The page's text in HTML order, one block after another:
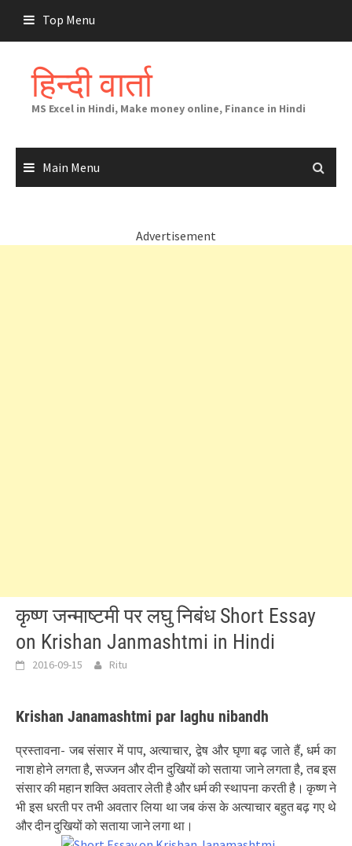
content
Top Menu
हिन्दी वार्ता
MS Excel in Hindi, Make money online, Finance in Hindi
Main Menu
Advertisement
कृष्ण जन्माष्टमी पर लघु निबंध Short Essay
on Krishan Janmashtmi in Hindi
2016-09-15 Ritu
Krishan Janamashtmi par laghu nibandh
प्रस्तावना- जब संसार में पाप, अत्याचार, द्वेष और घृणा बढ़ जाते हैं, धर्म का
नाश होने लगता है, सज्जन और दीन दुखियों को सताया जाने लगता है, तब इस
संसार की महान शक्ति अवतार लेती है और धर्म की स्थापना करती है। कृष्ण ने
भी इस धरती पर तभी अवतार लिया था जब कंस के अत्याचार बहुत बढ़ गए थे
और दीन दुखियों को सताया जाने लगा था।